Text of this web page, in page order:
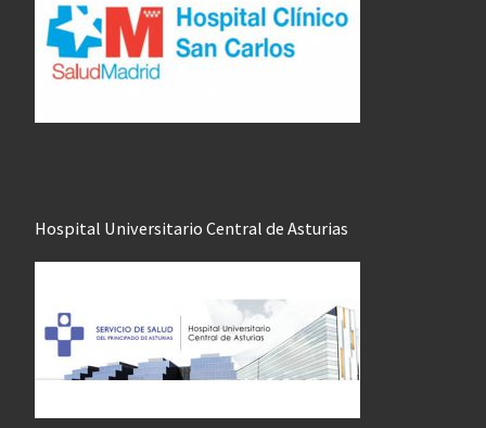
Hospital Universitario Central de Asturias